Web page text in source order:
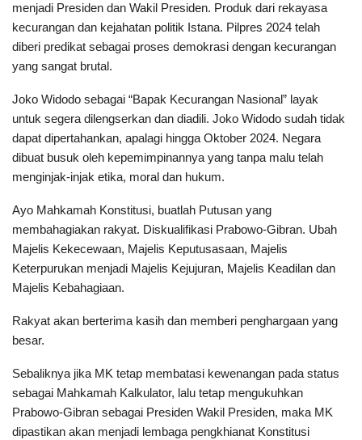
menjadi Presiden dan Wakil Presiden. Produk dari rekayasa
kecurangan dan kejahatan politik Istana. Pilpres 2024 telah
diberi predikat sebagai proses demokrasi dengan kecurangan
yang sangat brutal.
Joko Widodo sebagai “Bapak Kecurangan Nasional” layak
untuk segera dilengserkan dan diadili. Joko Widodo sudah tidak
dapat dipertahankan, apalagi hingga Oktober 2024. Negara
dibuat busuk oleh kepemimpinannya yang tanpa malu telah
menginjak-injak etika, moral dan hukum.
Ayo Mahkamah Konstitusi, buatlah Putusan yang
membahagiakan rakyat. Diskualifikasi Prabowo-Gibran. Ubah
Majelis Kekecewaan, Majelis Keputusasaan, Majelis
Keterpurukan menjadi Majelis Kejujuran, Majelis Keadilan dan
Majelis Kebahagiaan.
Rakyat akan berterima kasih dan memberi penghargaan yang
besar.
Sebaliknya jika MK tetap membatasi kewenangan pada status
sebagai Mahkamah Kalkulator, lalu tetap mengukuhkan
Prabowo-Gibran sebagai Presiden Wakil Presiden, maka MK
dipastikan akan menjadi lembaga pengkhianat Konstitusi